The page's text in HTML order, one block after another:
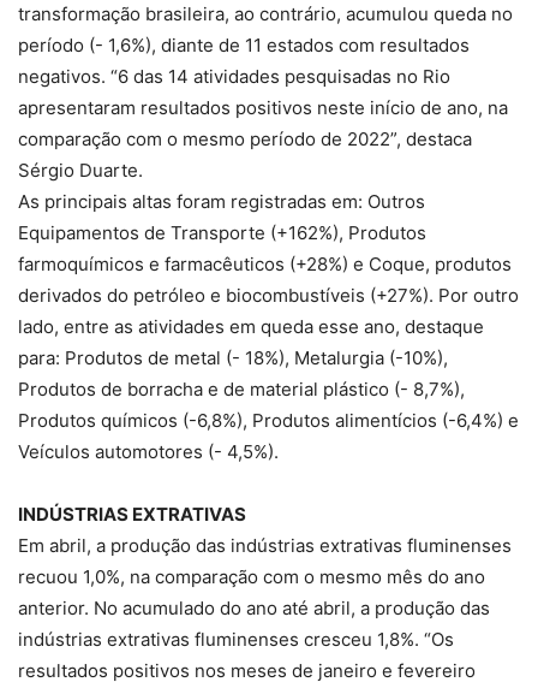
transformação brasileira, ao contrário, acumulou queda no
período (- 1,6%), diante de 11 estados com resultados
negativos. “6 das 14 atividades pesquisadas no Rio
apresentaram resultados positivos neste início de ano, na
comparação com o mesmo período de 2022”, destaca
Sérgio Duarte.
As principais altas foram registradas em: Outros
Equipamentos de Transporte (+162%), Produtos
farmoquímicos e farmacêuticos (+28%) e Coque, produtos
derivados do petróleo e biocombustíveis (+27%). Por outro
lado, entre as atividades em queda esse ano, destaque
para: Produtos de metal (- 18%), Metalurgia (-10%),
Produtos de borracha e de material plástico (- 8,7%),
Produtos químicos (-6,8%), Produtos alimentícios (-6,4%) e
Veículos automotores (- 4,5%).
INDÚSTRIAS EXTRATIVAS
Em abril, a produção das indústrias extrativas fluminenses
recuou 1,0%, na comparação com o mesmo mês do ano
anterior. No acumulado do ano até abril, a produção das
indústrias extrativas fluminenses cresceu 1,8%. “Os
resultados positivos nos meses de janeiro e fevereiro